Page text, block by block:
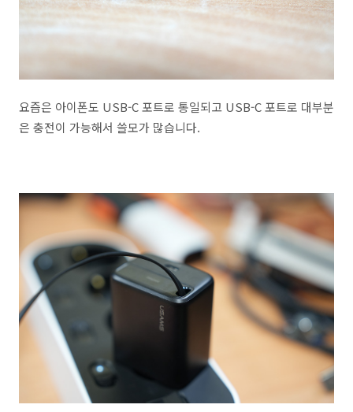
요즘은 아이폰도 USB-C 포트로 통일되고 USB-C 포트로 대부분
은 충전이 가능해서 쓸모가 많습니다.